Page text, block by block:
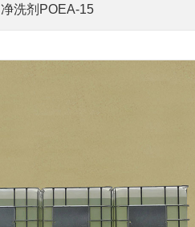
净洗剂POEA-15